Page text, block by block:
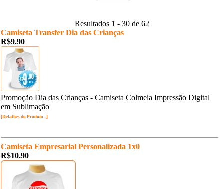
Resultados 1 - 30 de 62
Camiseta Transfer Dia das Crianças
R$9.90
Promoção Dia das Crianças - Camiseta Colmeia Impressão Digital
em Sublimação
[Detalhes do Produto...]
Camiseta Empresarial Personalizada 1x0
R$10.90